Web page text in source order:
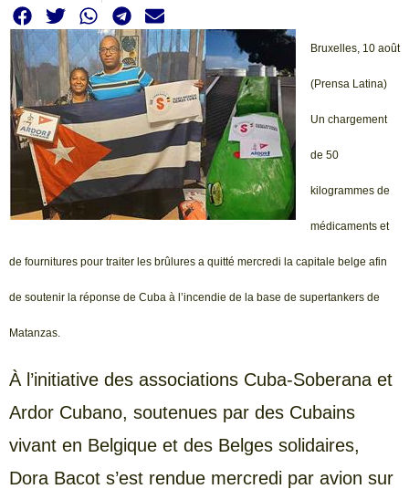
Bruxelles, 10 août
(Prensa Latina)
Un chargement
de 50
kilogrammes de
médicaments et
de fournitures pour traiter les brûlures a quitté mercredi la capitale belge afin
de soutenir la réponse de Cuba à l’incendie de la base de supertankers de
Matanzas.
À l’initiative des associations Cuba-Soberana et
Ardor Cubano, soutenues par des Cubains
vivant en Belgique et des Belges solidaires,
Dora Bacot s’est rendue mercredi par avion sur